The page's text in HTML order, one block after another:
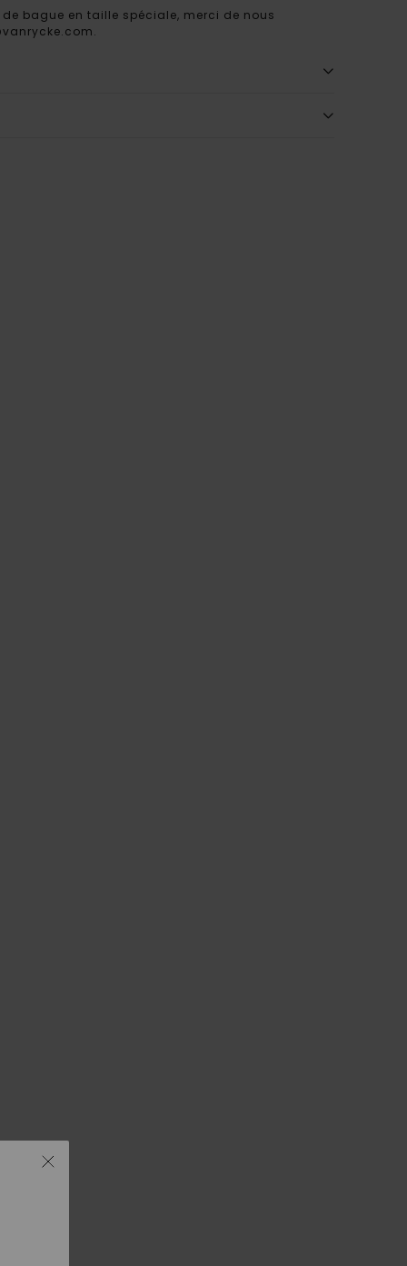
bague en taille spéciale, merci de nous